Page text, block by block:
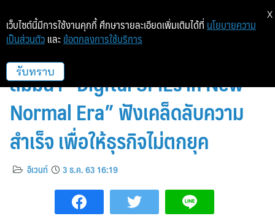
นิตยสาร Business+ จัดงาน
สัมมนา “Digital SMEs in New
Normal Era” ฟังเคล็ดลับความ
สำเร็จ เพื่อให้ธุรกิจไม่ตกยุค
อีเวนท์ 3 ธ.ค. 63 16:19
เว็บไซต์นี้มีการใช้งานคุกกี้ ศึกษารายละเอียดเพิ่มเติมได้ที่ นโยบายความ
เป็นส่วนตัว และ ข้อตกลงการใช้บริการ
รับทราบ
X